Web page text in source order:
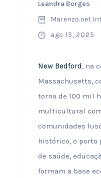
Leandra Borges
Marenzo.net
ago 15, 2025
New Bedford , na
Massachusetts,
torno de 100 mil
multicultural
comunidades
histórico, o porto
de saúde,
formam a base